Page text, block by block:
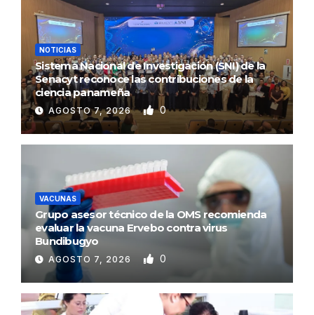
NOTICIAS
Sistema Nacional de Investigación (SNI) de la
Senacyt reconoce las contribuciones de la
ciencia panameña
AGOSTO 7, 2026 0
VACUNAS
Grupo asesor técnico de la OMS recomienda
evaluar la vacuna Ervebo contra virus
Bundibugyo
AGOSTO 7, 2026 0